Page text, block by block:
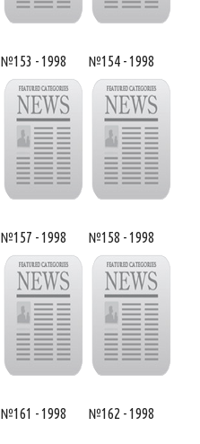
№153 - 1998 №154 - 1998
№157 - 1998 №158 - 1998
№161 - 1998 №162 - 1998